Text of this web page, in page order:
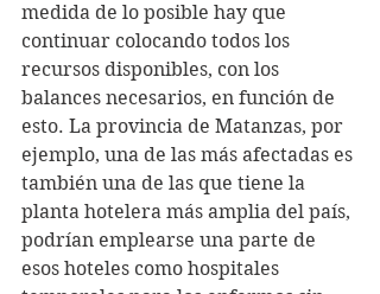
medida de lo posible hay que
continuar colocando todos los
recursos disponibles, con los
balances necesarios, en función de
esto. La provincia de Matanzas, por
ejemplo, una de las más afectadas es
también una de las que tiene la
planta hotelera más amplia del país,
podrían emplearse una parte de
esos hoteles como hospitales